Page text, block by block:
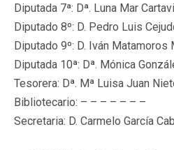
Diputada 7ª: Dª. Luna Mar
Diputado 8º: D. Pedro Luis
Diputado 9º: D. Iván Matamoros
Diputada 10ª: Dª. Mónica
Tesorera: Dª. Mª Luisa Juan
Bibliotecario: – – – – – – –
Secretaria: D. Carmelo García